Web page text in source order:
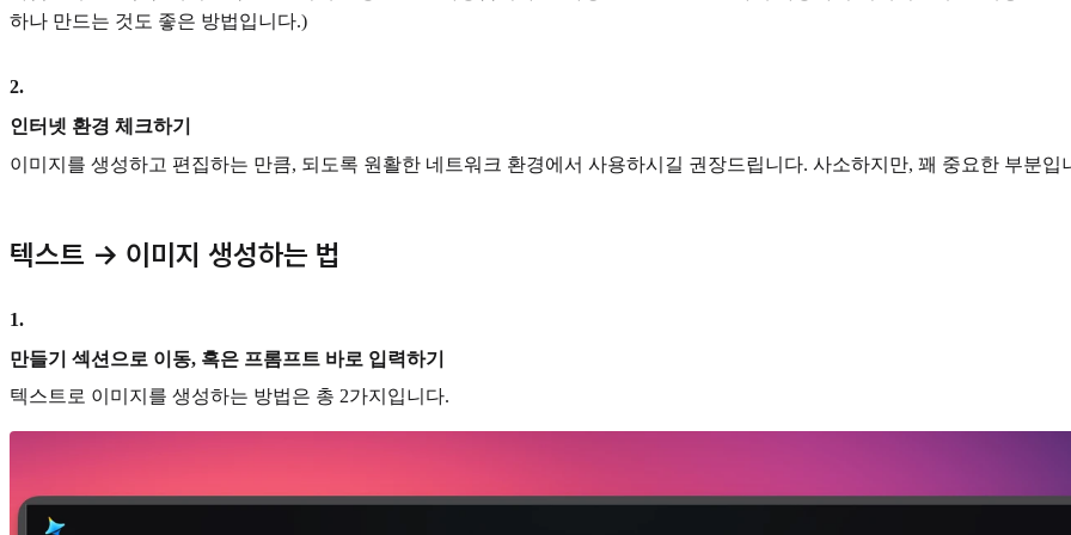
하나 만드는 것도 좋은 방법입니다.)
2.
인터넷 환경 체크하기
이미지를 생성하고 편집하는 만큼, 되도록 원활한 네트워크 환경에서 사용하시길 권장드립니다. 사소하지만, 꽤 중요한 부분입
텍스트 → 이미지 생성하는 법
1.
만들기 섹션으로 이동, 혹은 프롬프트 바로 입력하기
텍스트로 이미지를 생성하는 방법은 총 2가지입니다.